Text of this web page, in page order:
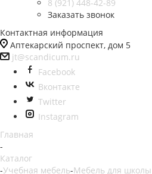
8 (921) 448-42-89
Заказать звонок
Контактная информация
Аптекарский проспект, дом 5
jt@scandicum.ru
Facebook
Вконтакте
Twitter
Instagram
Главная
-
Каталог
-Учебная мебель-Мебель для